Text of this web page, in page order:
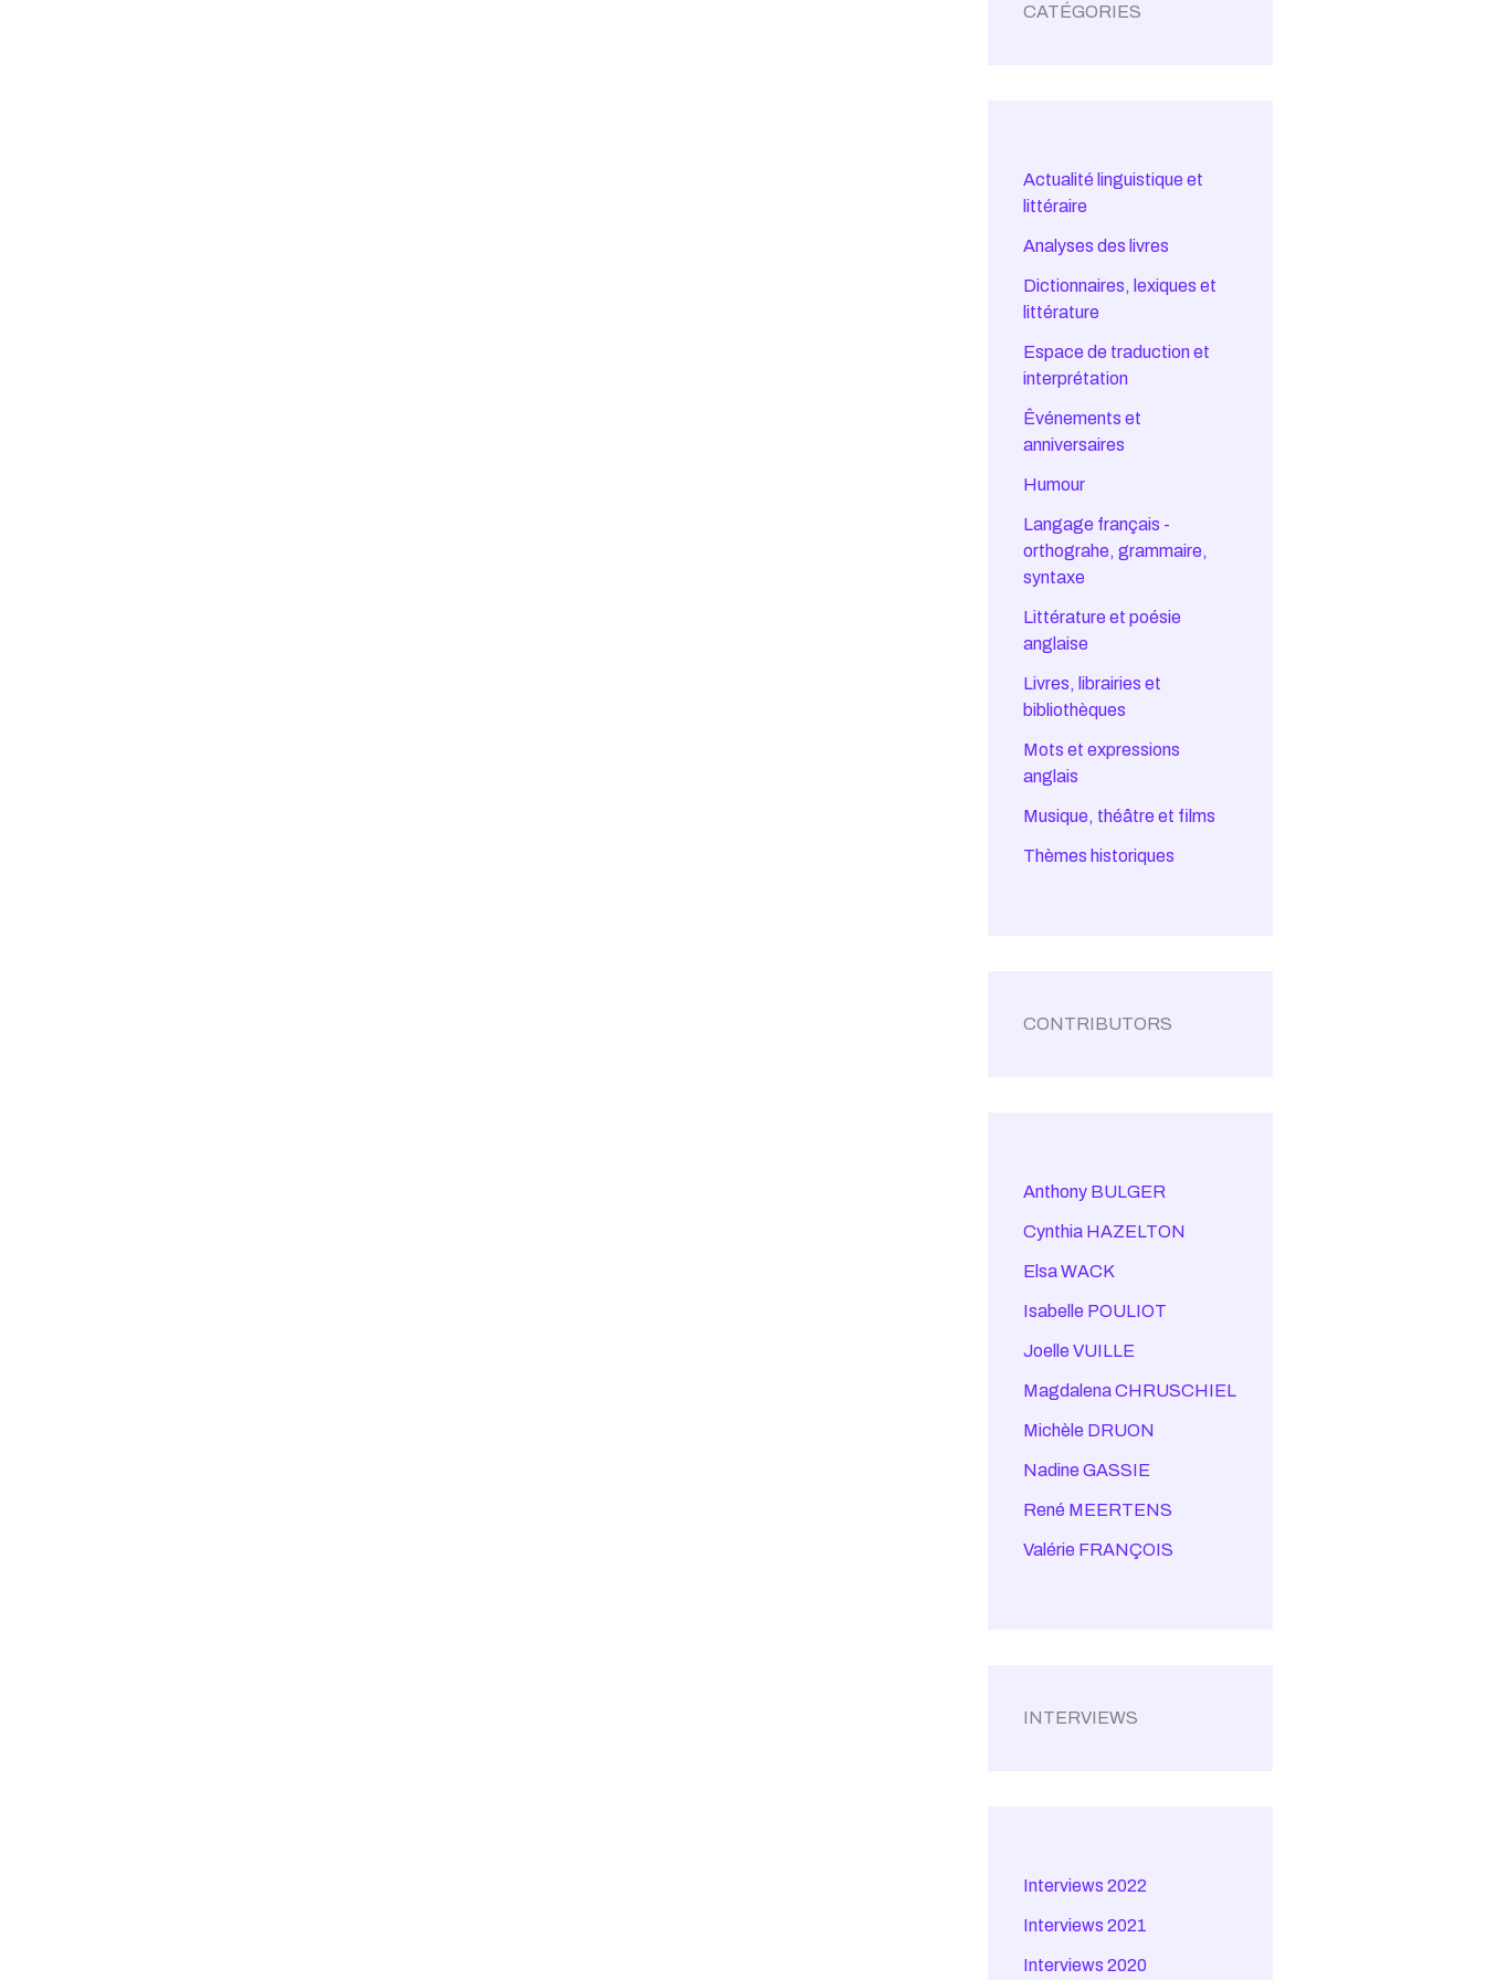
CATÉGORIES
Actualité linguistique et
littéraire
Analyses des livres
Dictionnaires, lexiques et
littérature
Espace de traduction et
interprétation
Êvénements et
anniversaires
Humour
Langage français -
orthograhe, grammaire,
syntaxe
Littérature et poésie
anglaise
Livres, librairies et
bibliothèques
Mots et expressions
anglais
Musique, théâtre et films
Thèmes historiques
CONTRIBUTORS
Anthony BULGER
Cynthia HAZELTON
Elsa WACK
Isabelle POULIOT
Joelle VUILLE
Magdalena CHRUSCHIEL
Michèle DRUON
Nadine GASSIE
René MEERTENS
Valérie FRANÇOIS
INTERVIEWS
Interviews 2022
Interviews 2021
Interviews 2020